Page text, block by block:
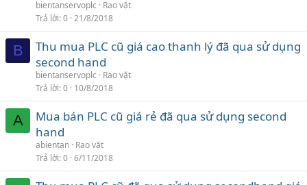
bientanservoplc
Rao vặt
Trả lời 0 21/8/2018
B
Thu mua PLC cũ giá cao thanh lý đã qua sử dụng
second hand
bientanservoplc
Rao vặt
Trả lời 0 10/8/2018
A
Mua bán PLC cũ giá rẻ đã qua sử dụng second
hand
abientan Rao vặt
Trả lời 0 6/11/2018